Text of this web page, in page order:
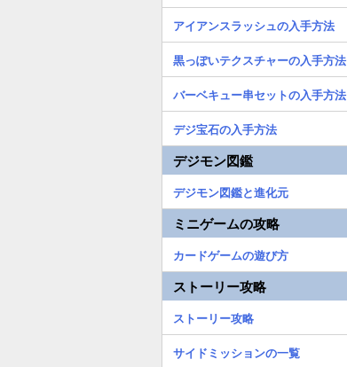
アイアンスラッシュの入手方法
黒っぽいテクスチャーの入手方法
バーベキュー串セットの入手方法
デジ宝石の入手方法
デジモン図鑑
デジモン図鑑と進化元
ミニゲームの攻略
カードゲームの遊び方
ストーリー攻略
ストーリー攻略
サイドミッションの一覧